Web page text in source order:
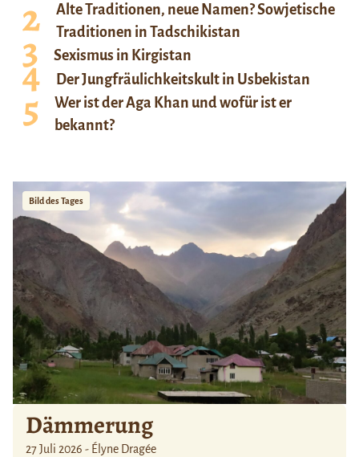
Alte Traditionen, neue Namen? Sowjetische
Traditionen in Tadschikistan
Sexismus in Kirgistan
Der Jungfräulichkeitskult in Usbekistan
Wer ist der Aga Khan und wofür ist er
bekannt?
Bild des Tages
Dämmerung
27 Juli 2026 - Élyne Dragée